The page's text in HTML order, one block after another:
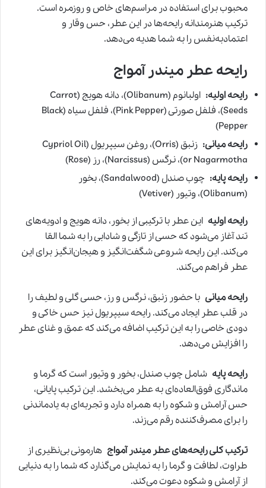
محبوب برای استفاده در مراسم‌های خاص و روزمره است.
ترکیب هنرمندانه رایحه‌ها در این عطر، حس وقار و
اعتمادبه‌نفس را به شما هدیه می‌دهد.
رایحه عطر میندر آمواج
رایحه اولیه:
اولبانوم (Olibanum)، دانه هویج (Carrot
Seeds)، فلفل صورتی (Pink Pepper)، فلفل سیاه (Black
Pepper)
رایحه میانی:
زنبق (Orris)، روغن سیپریول (Cypriol Oil
or Nagarmotha)، نرگس (Narcissus)، رز (Rose)
رایحه پایه:
چوب صندل (Sandalwood)، بخور
(Olibanum)، وتیور (Vetiver)
رایحه اولیه این عطر با ترکیبی از بخور، دانه هویج و ادویه‌های
تند آغاز می‌شود که حسی از تازگی و شادابی را به شما القا
می‌کند. این رایحه شروعی شگفت‌انگیز و هیجان‌انگیز برای این
عطر فراهم می‌کند.
رایحه میانی با حضور زنبق، نرگس و رز، حسی گلی و لطیف را
در قلب عطر ایجاد می‌کند. رایحه سیپریول نیز حس خاکی و
دودی خاصی را به این ترکیب اضافه می‌کند که عمق و غنای عطر
را افزایش می‌دهد.
رایحه پایه شامل چوب صندل، بخور و وتیور است که گرما و
ماندگاری فوق‌العاده‌ای به عطر می‌بخشد. این ترکیب پایانی،
حس آرامش و شکوه را به همراه دارد و تجربه‌ای به یادماندنی
را برای مصرف‌کننده رقم می‌زند.
ترکیب کلی رایحه‌های عطر میندر آمواج هارمونی بی‌نظیری از
طراوت، لطافت و گرما را به نمایش می‌گذارد که شما را به دنیایی
از آرامش و شکوه دعوت می‌کند.